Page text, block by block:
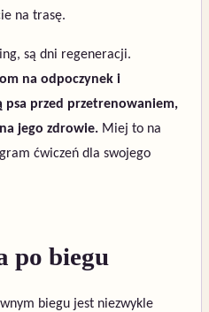
na trasę.
są dni regeneracji.
na odpoczynek i
przed przetrenowaniem,
jego zdrowie. Miej to na
ćwiczeń dla swojego
po biegu
biegu jest niezwykle